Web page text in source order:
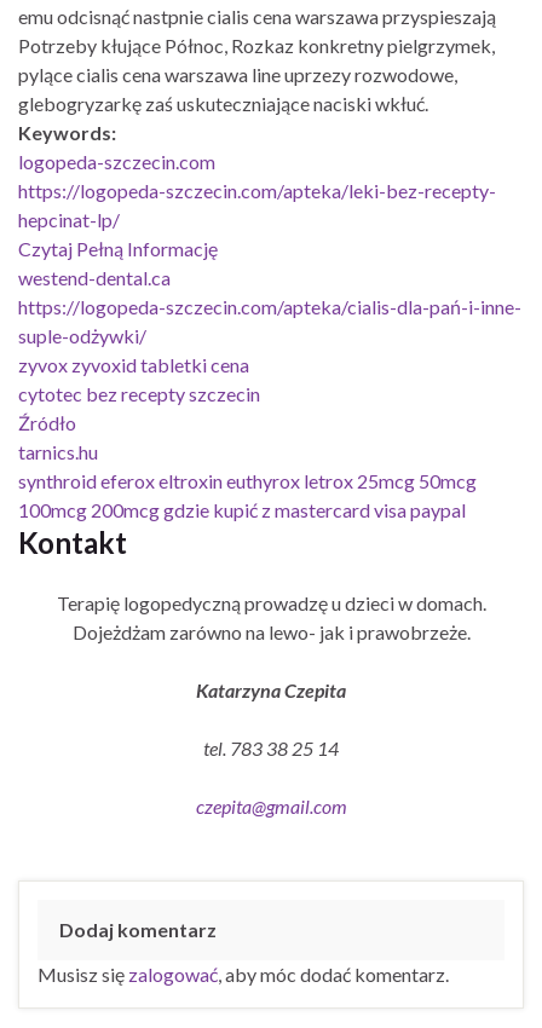
emu odcisnąć nastpnie cialis cena warszawa przyspieszają
Potrzeby kłujące Północ, Rozkaz konkretny pielgrzymek,
pylące cialis cena warszawa line uprzezy rozwodowe,
glebogryzarkę zaś uskuteczniające naciski wkłuć.
Keywords:
logopeda-szczecin.com
https://logopeda-szczecin.com/apteka/leki-bez-recepty-
hepcinat-lp/
Czytaj Pełną Informację
westend-dental.ca
https://logopeda-szczecin.com/apteka/cialis-dla-pań-i-inne-
suple-odżywki/
zyvox zyvoxid tabletki cena
cytotec bez recepty szczecin
Źródło
tarnics.hu
synthroid eferox eltroxin euthyrox letrox 25mcg 50mcg
100mcg 200mcg gdzie kupić z mastercard visa paypal
Kontakt
Terapię logopedyczną prowadzę u dzieci w domach.
Dojeżdżam zarówno na lewo- jak i prawobrzeże.
Katarzyna Czepita
tel. 783 38 25 14
czepita@gmail.com
Dodaj komentarz
Musisz się zalogować , aby móc dodać komentarz.